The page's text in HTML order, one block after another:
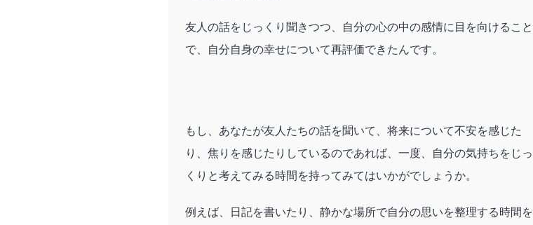
友人の話をじっくり聞きつつ、自分の心の中の感情に目を向けること
で、自分自身の幸せについて再評価できたんです。
もし、あなたが友人たちの話を聞いて、将来について不安を感じた
り、焦りを感じたりしているのであれば、一度、自分の気持ちをじっ
くりと考えてみる時間を持ってみてはいかがでしょうか。
例えば、日記を書いたり、静かな場所で自分の思いを整理する時間を